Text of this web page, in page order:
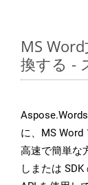
MS
換する -
に、MS Word
高速で簡単な
しまたは